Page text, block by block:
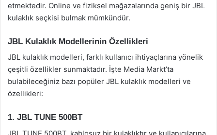
etmektedir. Online ve fiziksel mağazalarında geniş bir JBL
kulaklık seçkisi bulmak mümkündür.
JBL Kulaklık Modellerinin Özellikleri
JBL kulaklık modelleri, farklı kullanıcı ihtiyaçlarına yönelik
çeşitli özellikler sunmaktadır. İşte Media Markt’ta
bulabileceğiniz bazı popüler JBL kulaklık modelleri ve
özellikleri:
1. JBL TUNE 500BT
JBL TUNE 500BT, kablosuz bir kulaklıktır ve kullanıcılarına